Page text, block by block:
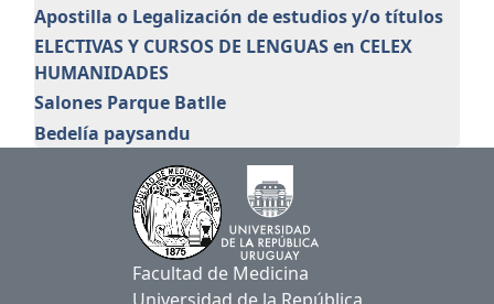
Apostilla o Legalización de estudios y/o títulos
ELECTIVAS Y CURSOS DE LENGUAS en CELEX
HUMANIDADES
Salones Parque Batlle
Bedelía paysandu
Facultad de Medicina